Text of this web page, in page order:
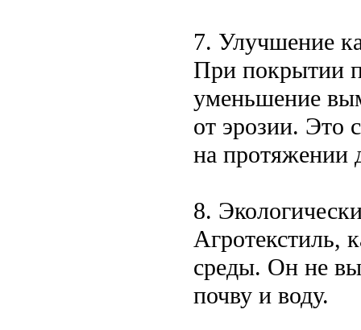
7. Улучшение
При покрытии
уменьшение
от эрозии. Это
на протяжении
8.
Агротекстиль,
среды. Он не
почву и воду.